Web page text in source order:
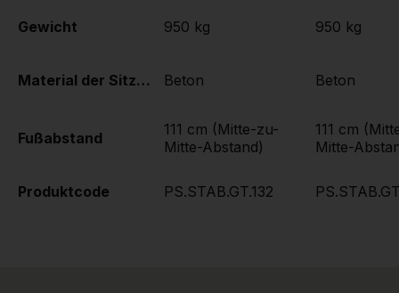
Gewicht
Material der Sitzplätze
Fußabstand
Produktcode
950 kg
Beton
111 cm (Mitte-zu-
Mitte-Abstand)
PS.STAB.GT.132
950 kg
Beton
111 cm
Mitte-